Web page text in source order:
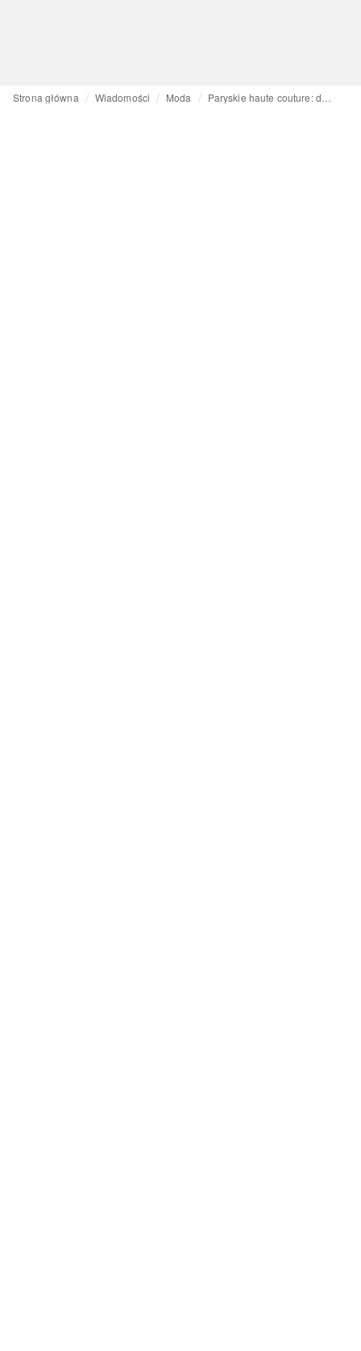
Strona główna Wiadomości Moda